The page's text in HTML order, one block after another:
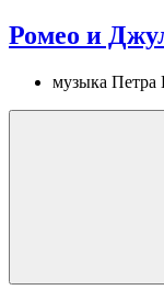
Ромео и
музыка Петра